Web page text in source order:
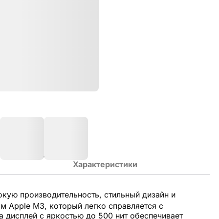
Характеристики
производительность, стильный дизайн и
M3, который легко справляется с
с яркостью до 500 нит обеспечивает